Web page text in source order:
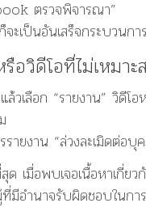
ตรวจพิจารณา”
ะเป็นอันเสร็จกระบวนก
อวิดีโอที่ไม่เหมา
ล้วเลือก “รายงาน” วิดี
รายงาน “ล่วงละเมิดต่
เมื่อพบเจอเนื้อหาเกี่ย
ที่มีอำนาจรับผิดชอบในก